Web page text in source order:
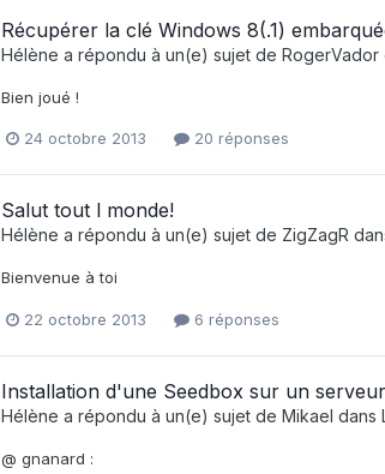
Récupérer la clé Windows 8(.1)
Hélène a répondu à un(e) sujet de RogerVador
Bien joué !
24 octobre 2013 20 réponses
Salut tout l monde!
Hélène a répondu à un(e) sujet de ZigZagR
Bienvenue à toi
22 octobre 2013 6 réponses
Installation d'une Seedbox sur un
Hélène a répondu à un(e) sujet de Mikael dans
@ gnanard :